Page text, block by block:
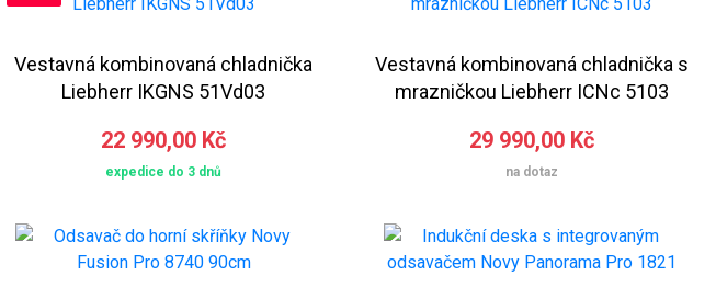
Vestavná kombinovaná chladnička
Liebherr IKGNS 51Vd03
22 990,00 Kč
expedice do 3 dnů
Vestavná kombinovaná chladnička s
mrazničkou Liebherr ICNc 5103
29 990,00 Kč
na dotaz